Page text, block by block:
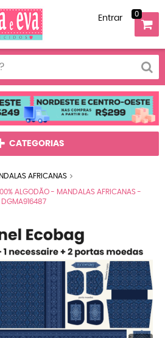
Entrar 0
CATEGORIAS
AFRICANAS
ALGODÃO - MANDALAS AFRICANAS -
DGMA916487